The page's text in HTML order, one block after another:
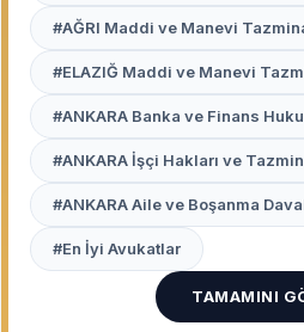
Avukat Buradaplatformu,
Çankaya’dan Batıkent’e kadar
noktasındaki seçkin hukuk
uzmanlaşmış avukatları sizin
Neden Ankara’da
Avukatla
Ankara’da hukuki bir süreci
göre daha fazla bürokratik ve
Ankara’da bir uzmanla
#AĞRI Maddi ve Manevi
#ELAZIĞ Maddi ve Manevi
#ANKARA Banka ve Finans
#ANKARA İşçi Hakları ve
#ANKARA Aile ve Boşanma
#En İyi Avukatlar
TAMAMINI